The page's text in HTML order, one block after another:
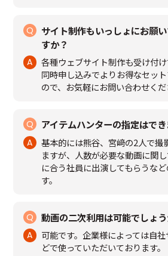
サイト制作もいっしょにお願
すか？
各種ウェブサイト制作も受け付け
同時申し込みでよりお得なセッ
ので、お気軽にお問い合わせくだ
アイテムハンターの指定はでき
基本的には熊谷、宮﨑の2人で撮
ますが、人数が必要な動画に関
に合う社員に出演してもらうな
す。
動画の二次利用は可能でしょう
可能です。企業様によっては自
どで使っていただいております。